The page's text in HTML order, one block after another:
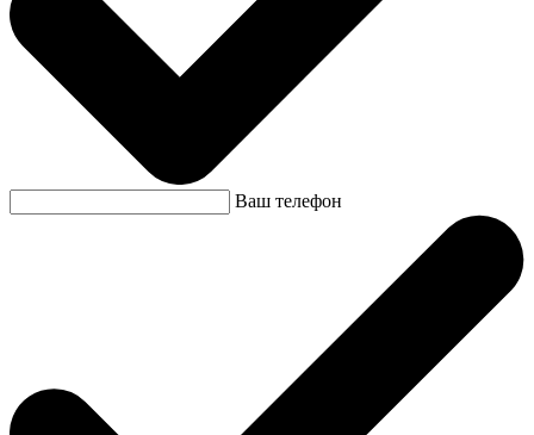
Ваш телефон